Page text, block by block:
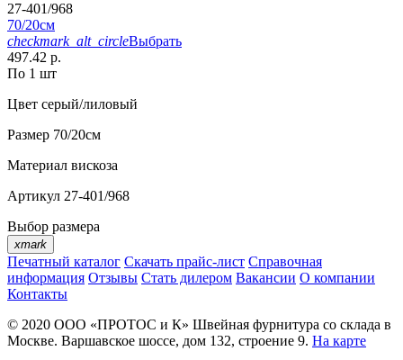
27-401/968
70/20см
checkmark_alt_circleВыбрать
497.42 р.
По 1 шт
Цвет серый/лиловый
Размер 70/20см
Материал вискоза
Артикул 27-401/968
Выбор размера
xmark
Печатный каталог Скачать прайс-лист Справочная
информация Отзывы Стать дилером Вакансии О компании
Контакты
© 2020 ООО «ПРОТОС и К» Швейная фурнитура со склада в
Москве. Варшавское шоссе, дом 132, строение 9. На карте